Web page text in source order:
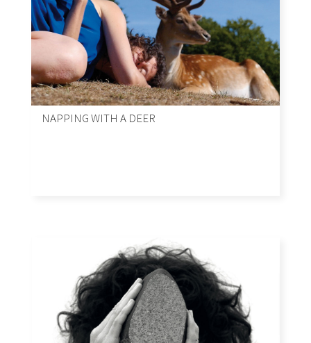
NAPPING WITH A DEER